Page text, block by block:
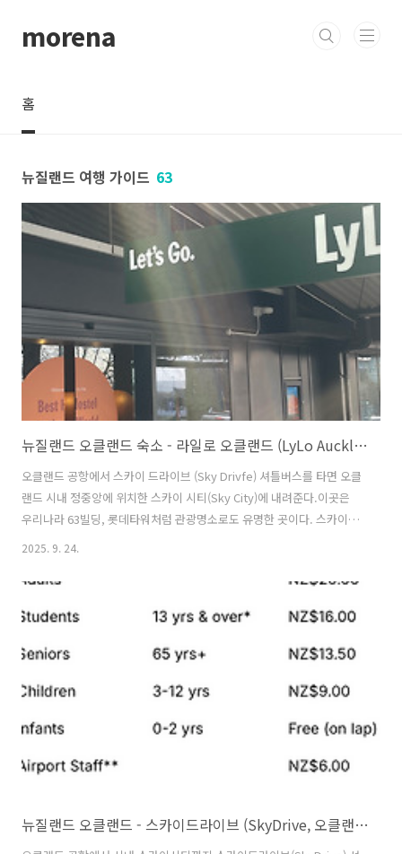
morena
홈
뉴질랜드 여행 가이드 63
뉴질랜드 오클랜드 숙소 - 라일로 오클랜드 (LyLo Auckland)
오클랜드 공항에서 스카이 드라이브 (Sky Drivfe) 셔틀버스를 타면 오클
랜드 시내 정중앙에 위치한 스카이 시티(Sky City)에 내려준다.이곳은
우리나라 63빌딩, 롯데타워처럼 관광명소로도 유명한 곳이다. 스카이드
라이브 (오클랜드 공항버스) 리뷰 -> 2025.09.22 - [뉴질랜드 여행/뉴질
랜드 공항 셔틀) 버스장에서 내려서 "Thearter"라고 적혀있는 방향을 따
라 직진한다.신호등을 두번정도 건넌 후에 오른쪽에 오클랜드 시티 호텔
(Auckland City Hotel)과 한글로 적힌 로얄 세이브 마트가 있는 사거리
에서 길을 건너면 된다. 시티와 반대되는 방향으로 조금만 내려가면 윗
2025. 9. 24.
뉴질랜드 오클랜드 - 스카이드라이브 (SkyDrive, 오클랜드 공항버스, 오클랜드 공항 셔틀버스)